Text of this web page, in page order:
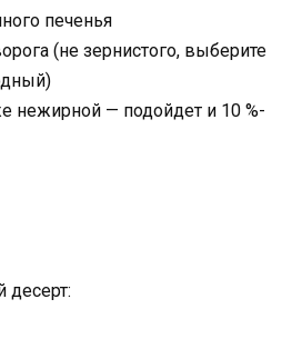
печенья
(не зернистого, выберите
нежирной — подойдет и 10 %-
десерт: